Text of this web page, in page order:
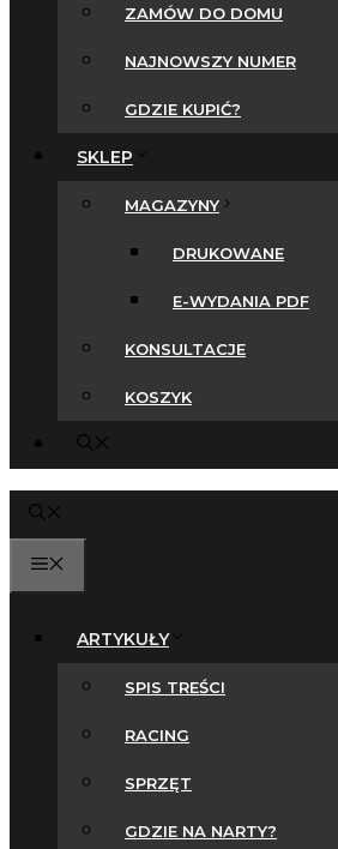
ZAMÓW DO DOMU
NAJNOWSZY NUMER
GDZIE KUPIĆ?
SKLEP
MAGAZYNY
DRUKOWANE
E-WYDANIA PDF
KONSULTACJE
KOSZYK
ARTYKUŁY
SPIS TREŚCI
RACING
SPRZĘT
GDZIE NA NARTY?